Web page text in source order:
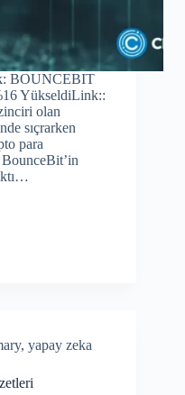
BOUNCEBIT
YükseldiLink::
olan
sıçrarken
para
, yapay zeka